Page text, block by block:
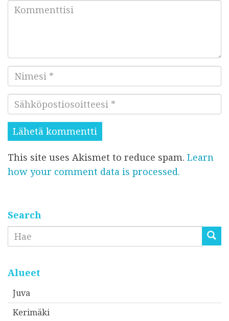
e
t
i
*
i
m
e
i
*
ä
h
k
ö
p
t
i
o
o
t
This site uses Akismet to reduce spam. Learn
how your comment data is processed.
Search
Etsi
Alueet
Juva
Kerimäki